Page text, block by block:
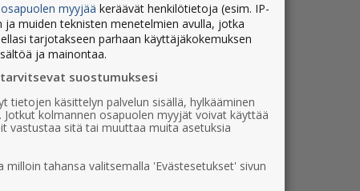
myyjää keräävät henkilötietoja (esim. IP-
muiden teknisten menetelmien avulla, jotka
tarjotakseen parhaan käyttäjäkokemuksen
ja mainontaa.
suostumuksesi
tietojen käsittelyn palvelun sisällä, hylkääminen
kolmannen osapuolen myyjät voivat käyttää
vastustaa sitä tai muuttaa muita asetuksia
tahansa valitsemalla 'Evästesetukset' sivun